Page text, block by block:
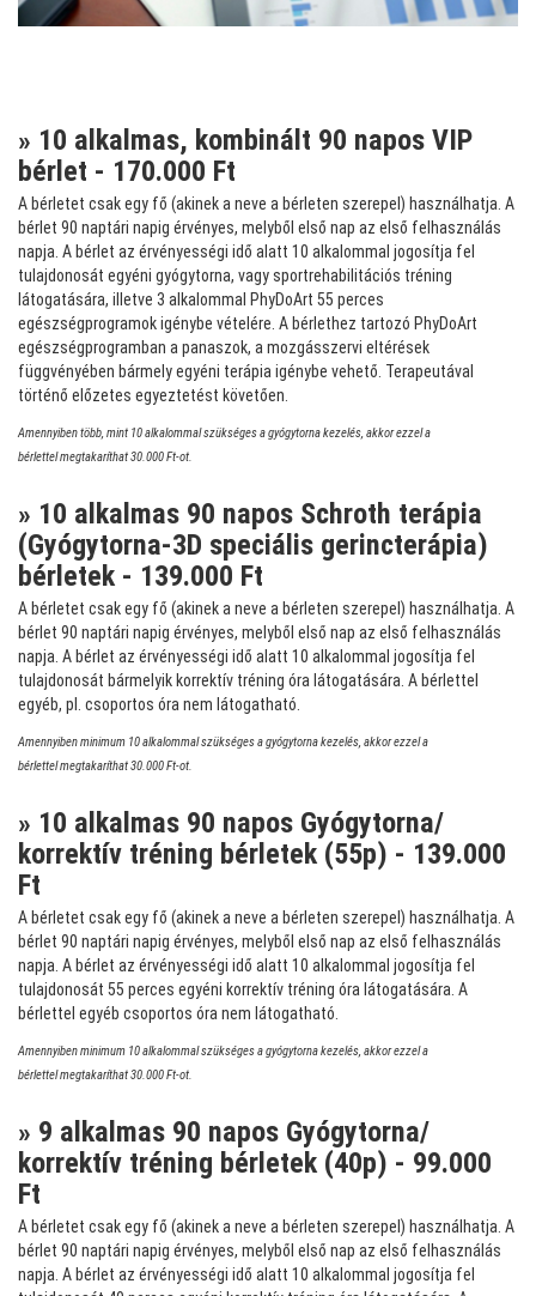
» 10 alkalmas, kombinált 90 napos VIP
bérlet - 170.000 Ft
A bérletet csak egy fő (akinek a neve a bérleten szerepel) használhatja. A
bérlet 90 naptári napig érvényes, melyből első nap az első felhasználás
napja. A bérlet az érvényességi idő alatt 10 alkalommal jogosítja fel
tulajdonosát egyéni gyógytorna, vagy sportrehabilitációs tréning
látogatására, illetve 3 alkalommal PhyDoArt 55 perces
egészségprogramok igénybe vételére. A bérlethez tartozó PhyDoArt
egészségprogramban a panaszok, a mozgásszervi eltérések
függvényében bármely egyéni terápia igénybe vehető. Terapeutával
történő előzetes egyeztetést követően.
Amennyiben több, mint 10 alkalommal szükséges a gyógytorna kezelés, akkor ezzel a
bérlettel megtakaríthat 30.000 Ft-ot.
» 10 alkalmas 90 napos Schroth terápia
(Gyógytorna-3D speciális gerincterápia)
bérletek - 139.000 Ft
A bérletet csak egy fő (akinek a neve a bérleten szerepel) használhatja. A
bérlet 90 naptári napig érvényes, melyből első nap az első felhasználás
napja. A bérlet az érvényességi idő alatt 10 alkalommal jogosítja fel
tulajdonosát bármelyik korrektív tréning óra látogatására. A bérlettel
egyéb, pl. csoportos óra nem látogatható.
Amennyiben minimum 10 alkalommal szükséges a gyógytorna kezelés, akkor ezzel a
bérlettel megtakaríthat 30.000 Ft-ot.
» 10 alkalmas 90 napos Gyógytorna/
korrektív tréning bérletek (55p) - 139.000
Ft
A bérletet csak egy fő (akinek a neve a bérleten szerepel) használhatja. A
bérlet 90 naptári napig érvényes, melyből első nap az első felhasználás
napja. A bérlet az érvényességi idő alatt 10 alkalommal jogosítja fel
tulajdonosát 55 perces egyéni korrektív tréning óra látogatására. A
bérlettel egyéb csoportos óra nem látogatható.
Amennyiben minimum 10 alkalommal szükséges a gyógytorna kezelés, akkor ezzel a
bérlettel megtakaríthat 30.000 Ft-ot.
» 9 alkalmas 90 napos Gyógytorna/
korrektív tréning bérletek (40p) - 99.000
Ft
A bérletet csak egy fő (akinek a neve a bérleten szerepel) használhatja. A
bérlet 90 naptári napig érvényes, melyből első nap az első felhasználás
napja. A bérlet az érvényességi idő alatt 10 alkalommal jogosítja fel